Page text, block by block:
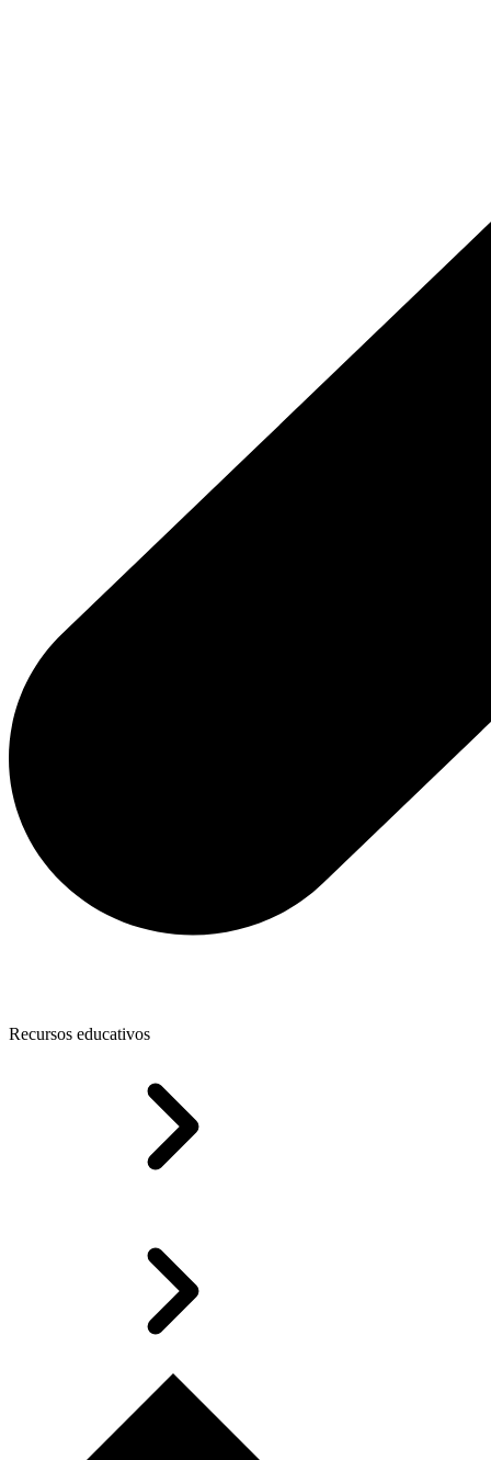
Recursos educativos